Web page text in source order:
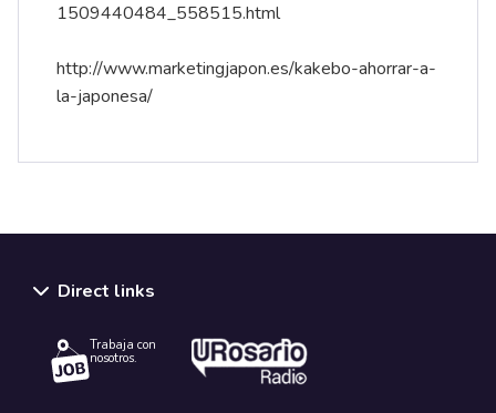
1509440484_558515.html
http://www.marketingjapon.es/kakebo-ahorrar-a-
la-japonesa/
Direct links
Trabaja con
nosotros.